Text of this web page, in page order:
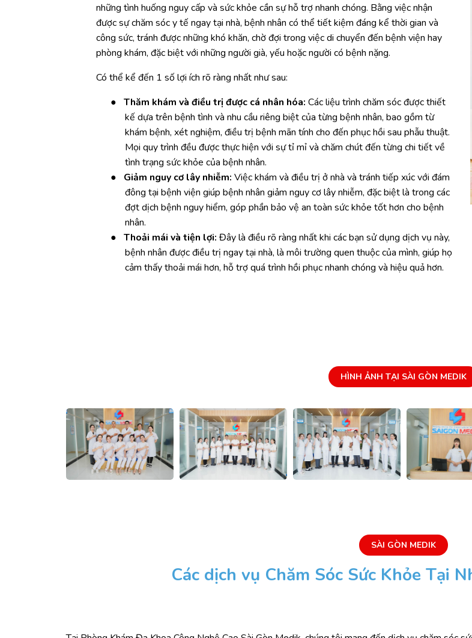
những tình huống nguy cấp và sức khỏe cần sự hỗ trợ nhanh chóng. Bằng việc nhận
được sự chăm sóc y tế ngay tại nhà, bệnh nhân có thể tiết kiệm đáng kể thời gian và
công sức, tránh được những khó khăn, chờ đợi trong việc di chuyển đến bệnh viện hay
phòng khám, đặc biệt với những người già, yếu hoặc người có bệnh nặng.
Có thể kể đến 1 số lợi ích rõ ràng nhất như sau:
● Thăm khám và điều trị được cá nhân hóa: Các liệu trình chăm sóc được thiết
kế dựa trên bệnh tình và nhu cầu riêng biệt của từng bệnh nhân, bao gồm từ
khám bệnh, xét nghiệm, điều trị bệnh mãn tính cho đến phục hồi sau phẫu thuật.
Mọi quy trình đều được thực hiện với sự tỉ mỉ và chăm chút đến từng chi tiết về
tình trạng sức khỏe của bệnh nhân.
●
Giảm nguy cơ lây nhiễm: Việc khám và điều trị ở nhà và tránh tiếp xúc với đám
đông tại bệnh viện giúp bệnh nhân giảm nguy cơ lây nhiễm, đặc biệt là trong các
đợt dịch bệnh nguy hiểm, góp phần bảo vệ an toàn sức khỏe tốt hơn cho bệnh
nhân.
● Thoải mái và tiện lợi: Đây là điều rõ ràng nhất khi các bạn sử dụng dịch vụ này,
bệnh nhân được điều trị ngay tại nhà, là môi trường quen thuộc của mình, giúp họ
cảm thấy thoải mái hơn, hỗ trợ quá trình hồi phục nhanh chóng và hiệu quả hơn.
HÌNH ẢNH TẠI SÀI GÒN MEDIK
SÀI GÒN MEDIK
Các dịch vụ Chăm Sóc Sức Khỏe Tại